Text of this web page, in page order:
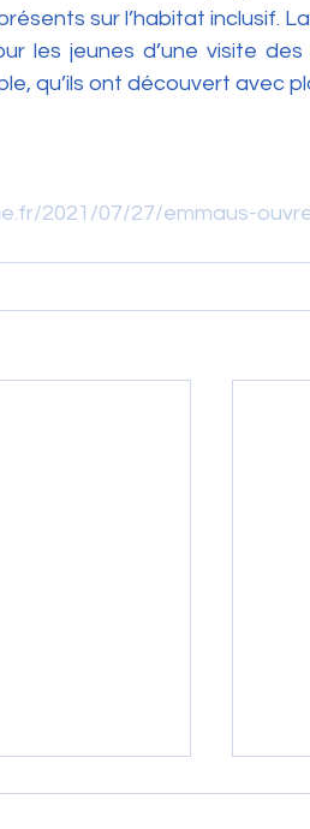
sur l’habitat inclusif.
les jeunes d’une visite des
qu’ils ont découvert avec
2021/07/27/emmaus-